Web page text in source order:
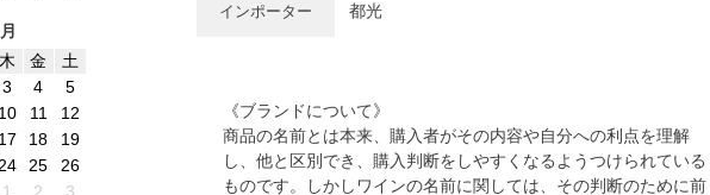
木 金
土
3 4
5
10 11
12
17 18
19
25
26
インポーター 都光
《ブランドについて》
商品の名前とは本来、購入者がその内容や自分への利点を理解
し、他と区別でき、購入判断をしやすくなるようつけられている
ものです。しかしワインの名前に関しては、その判断のために前